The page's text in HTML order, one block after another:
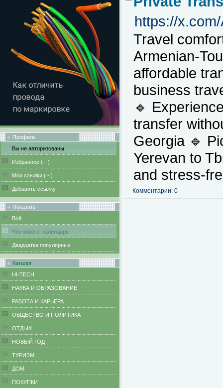
Профиль
Вы не авторизованы
Избранное ( - )
Мои ссылки ( - )
Добавить ссылку
Показать
Всё
Что нового, календарь
Двадцатка популярных
Каталог
HI-TECH
НАУКА И ОБРАЗОВАНИЕ
РАБОТА И КАРЬЕРА
ОБЩЕСТВО И ПОЛИТИКА
ОТДЫХ
НОВЫЙ ГОД
ТУРИЗМ
ДОМ
ПОКУПКИ
https://
Travel
Armenian-
affordable
business
🔹
transfer
Georgia 🔹
Yerevan to
and stress-
Комментарии: 0